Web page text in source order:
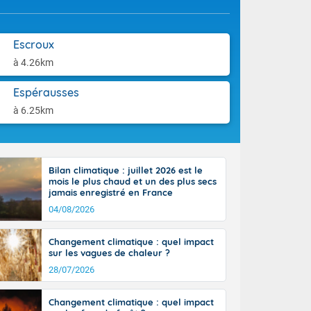
Escroux
à 4.26km
Espérausses
à 6.25km
Loire, l'Île-
se décale
le
aux
sur
voilé sur
littoral
le ciel
donnant de
entre
en Anjou.
pointes
Bilan climatique : juillet 2026 est le
mois le plus chaud et un des plus secs
jamais enregistré en France
04/08/2026
Changement climatique : quel impact
sur les vagues de chaleur ?
28/07/2026
Changement climatique : quel impact